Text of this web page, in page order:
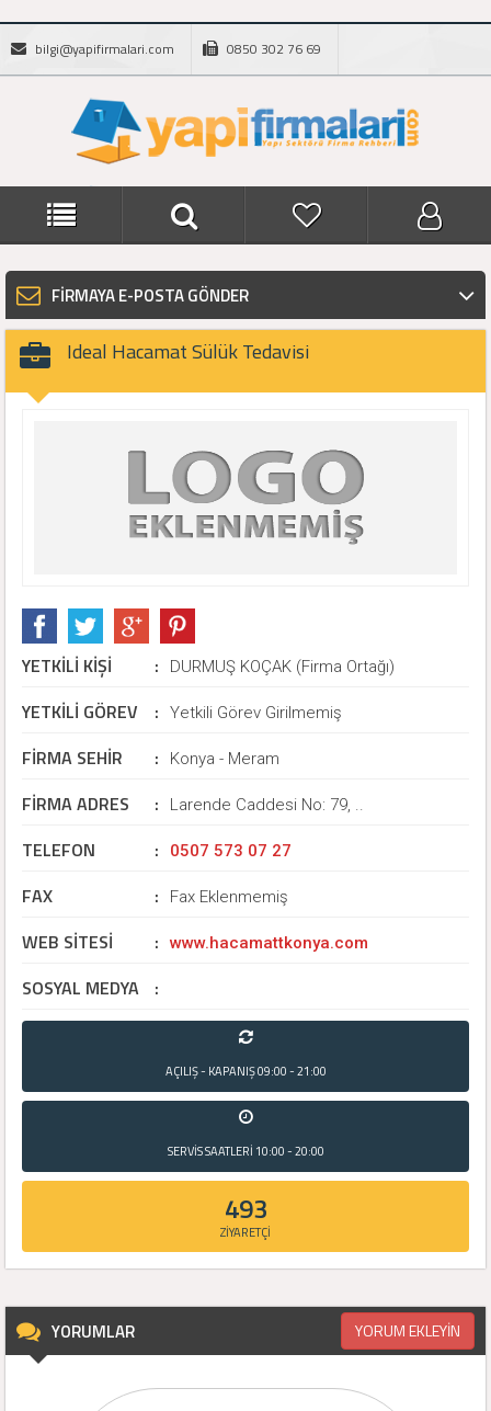
bilgi@yapifirmalari.com 0850 302 76 69
FİRMAYA E-POSTA GÖNDER
Ideal Hacamat Sülük Tedavisi
YETKİLİ KİŞİ : DURMUŞ KOÇAK (Firma Ortağı)
YETKİLİ GÖREV : Yetkili Görev Girilmemiş
FİRMA SEHİR : Konya - Meram
FİRMA ADRES : Larende Caddesi No: 79, ..
TELEFON : 0507 573 07 27
FAX : Fax Eklenmemiş
WEB SİTESİ : www.hacamattkonya.com
SOSYAL MEDYA :
AÇILIŞ - KAPANIŞ09:00 - 21:00
SERVİS SAATLERİ 10:00 - 20:00
493
ZİYARETÇİ
YORUMLAR YORUM EKLEYİN